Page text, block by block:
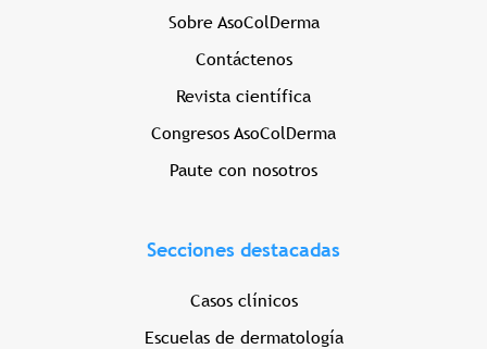
Sobre AsoColDerma
Contáctenos
Revista científica
Congresos AsoColDerma
Paute con nosotros
Secciones destacadas
Casos clínicos
Escuelas de dermatología